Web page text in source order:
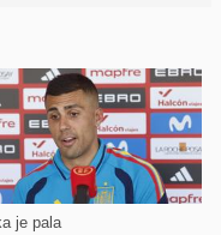
je pala